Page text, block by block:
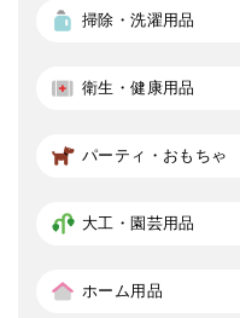
掃除・洗濯用品
衛生・健康用品
パーティ・おもちゃ
大工・園芸用品
ホーム用品